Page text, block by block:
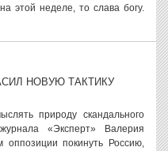
этой неделе, то слава богу.
НОВУЮ ТАКТИКУ
природу скандального
«Эксперт» Валерия
покинуть Россию,